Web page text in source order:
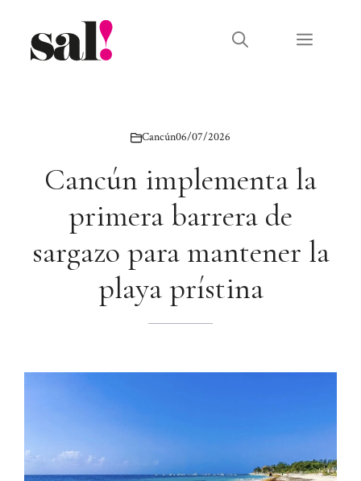
contenido
Menú
Cancún06/07/2026
Cancún implementa la
primera barrera de
sargazo para mantener la
playa prístina